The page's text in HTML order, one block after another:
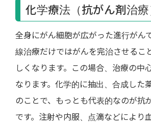
化学療法（抗がん剤治療
全身にがん細胞が広がった進行がん
線治療だけではがんを完治させるこ
しくなります。この場合、治療の中
なります。化学的に抽出、合成した
のことで、もっとも代表的なのが抗
です。注射や内服、点滴などにより